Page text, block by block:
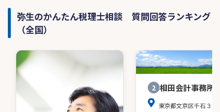
弥生のかんたん税理士相談 質問回答ランキング
（全国）
2 相田会計事務所
東京都文京区千石３－